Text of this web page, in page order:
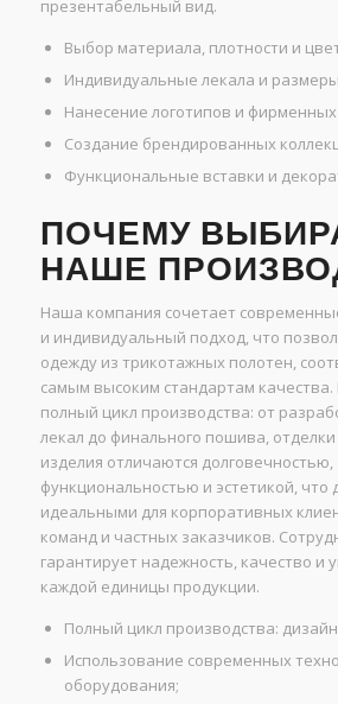
презентабельный вид.
Выбор материала, плотности и
Индивидуальные лекала и
Нанесение логотипов и
Создание брендированных
Функциональные вставки и
ПОЧЕМУ
НАШЕ
Наша компания сочетает
и индивидуальный подход, что
одежду из трикотажных полотен,
самым высоким стандартам
полный цикл производства: от
лекал до финального пошива,
изделия отличаются долговечностью,
функциональностью и эстетикой, что
идеальными для корпоративных
команд и частных заказчиков.
гарантирует надежность, качество и
каждой единицы продукции.
Полный цикл производства:
Использование современных
оборудования;